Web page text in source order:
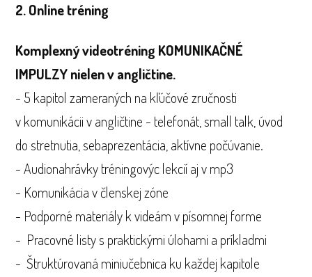
2. Online tréning
Komplexný videotréning KOMUNIKAČNÉ
IMPULZY nielen v angličtine.
- 5 kapitol zameraných na kľúčové zručnosti
v komunikácii v angličtine - telefonát, small talk, úvod
do stretnutia, sebaprezentácia, aktívne počúvanie.
- Audionahrávky tréningovýc lekcií aj v mp3
- Komunikácia v členskej zóne
- Podporné materiály k videám v písomnej forme
- Pracovné listy s praktickými úlohami a príkladmi
- Štruktúrovaná miniučebnica ku každej kapitole